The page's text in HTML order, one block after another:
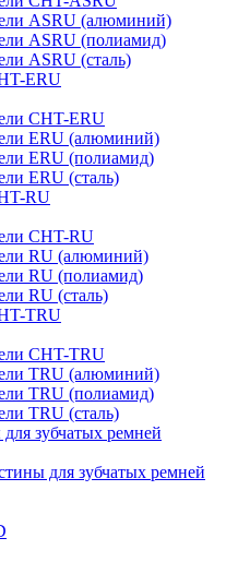
ASRU (алюминий)
ASRU (полиамид)
ASRU (сталь)
ERU
CHT-ERU
ERU (алюминий)
ERU (полиамид)
ERU (сталь)
RU
CHT-RU
RU (алюминий)
RU (полиамид)
RU (сталь)
TRU
CHT-TRU
TRU (алюминий)
TRU (полиамид)
TRU (сталь)
зубчатых ремней
для зубчатых ремней